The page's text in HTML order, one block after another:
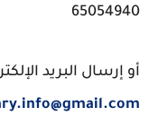
65054940
أو إرسال البريد